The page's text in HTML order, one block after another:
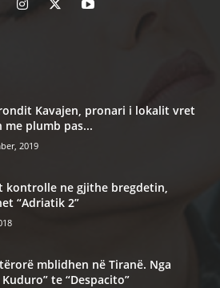
Kavajen, pronari i lokalit vret
me plumb pas...
2019
kontrolle ne gjithe bregdetin,
“Adriatik 2”
mblidhen në Tiranë. Nga
Kuduro” te “Despacito”